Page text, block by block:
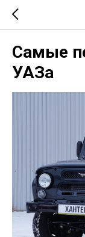
Самые
УАЗа